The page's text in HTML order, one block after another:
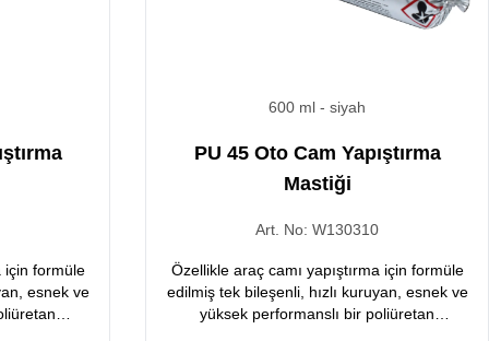
için formüle
esnek ve
600 ml - siyah
PU 45 Oto Cam Yapıştırma
Mastiği
Art. No:W130310
Özellikle araç camı yapıştırma için formüle
edilmiş tek bileşenli, hızlı kuruyan, esnek ve
yüksek performanslı bir poliüretan